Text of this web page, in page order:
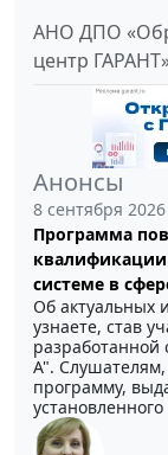
АНО ДПО
центр
Анонсы
8 сентября 2026
Программа
системе в
Об актуальных
узнаете, став
разработанной
А".
программу,